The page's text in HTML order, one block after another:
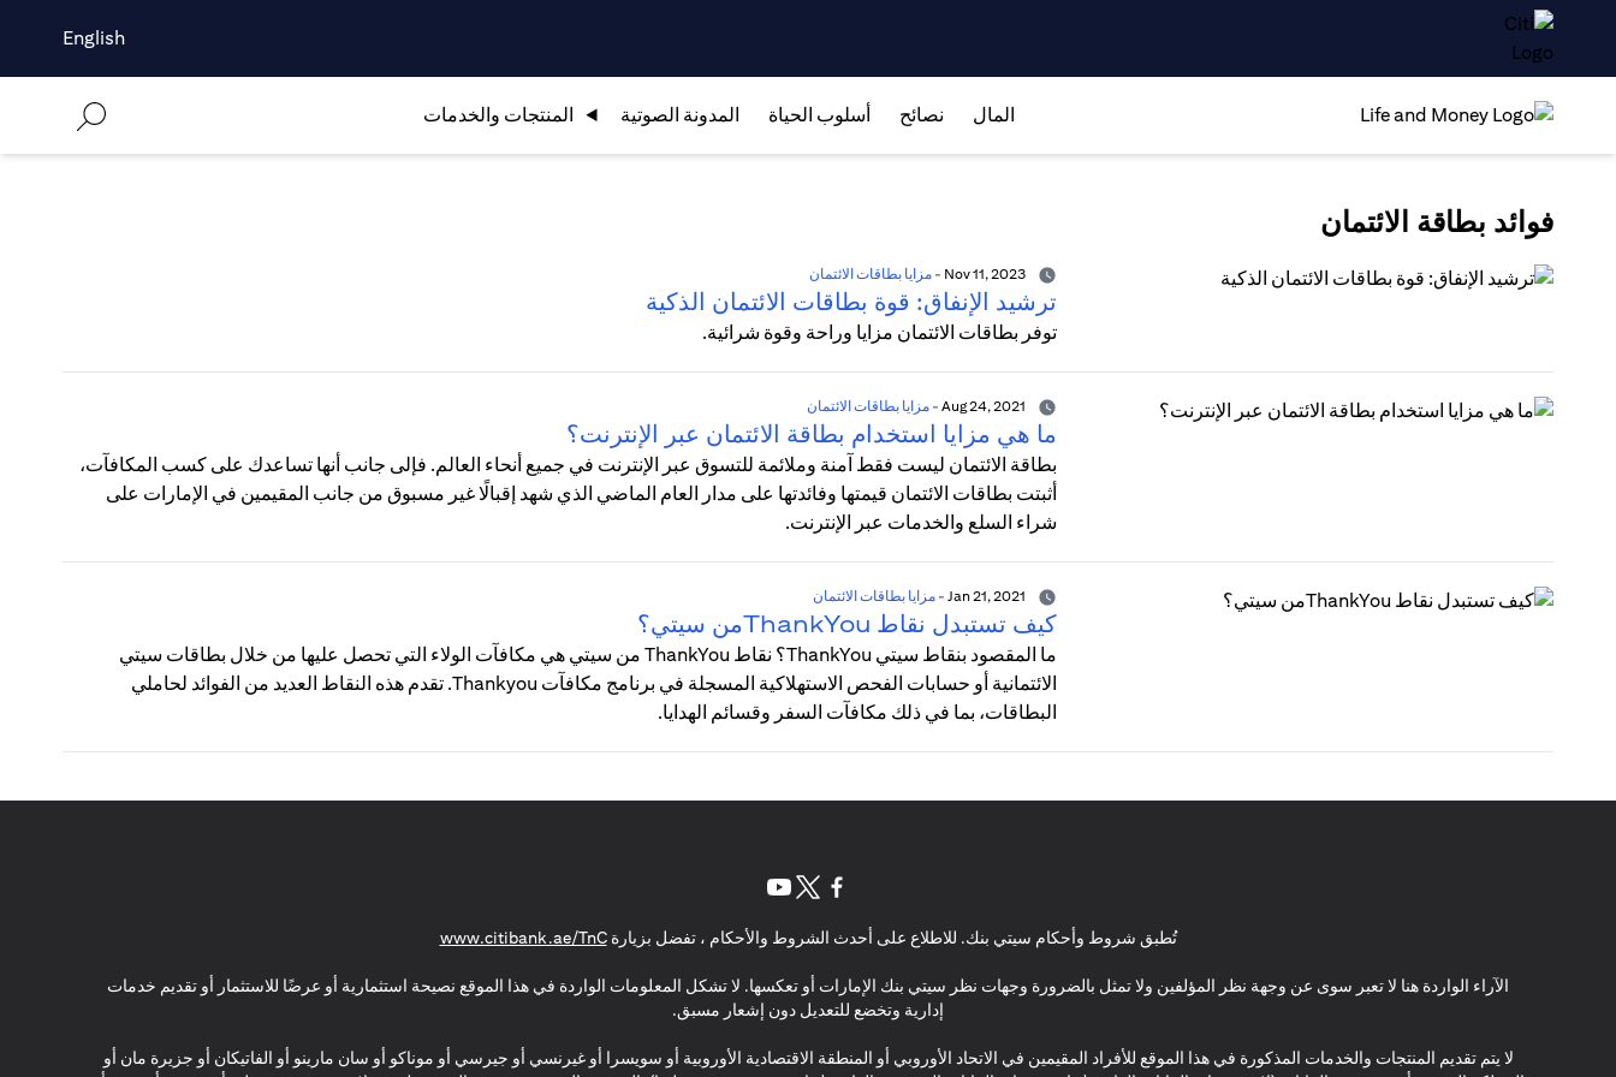
English
المال نصائح أسلوب الحياة المدونة الصوتية المنتجات والخدمات
فوائد بطاقة الائتمان
Nov 11, 2023
-مزايا بطاقات الائتمان
ترشيد الإنفاق: قوة بطاقات الائتمان الذكية
توفر بطاقات الائتمان مزايا وراحة وقوة شرائية.
-مزايا بطاقات الائتمان
ما هي مزايا استخدام بطاقة الائتمان عبر الإنترنت؟
بطاقة الائتمان ليست فقط آمنة وملائمة للتسوق عبر الإنترنت في جميع أنحاء العالم. فإلى جانب أنها تساعدك على كسب المكافآت،
أثبتت بطاقات الائتمان قيمتها وفائدتها على مدار العام الماضي الذي شهد إقبالًا غير مسبوق من جانب المقيمين في الإمارات على
شراء السلع والخدمات عبر الإنترنت.
-مزايا بطاقات الائتمان
كيف تستبدل نقاط ThankYouمن سيتي؟
ما المقصود بنقاط سيتي ThankYou؟ نقاط ThankYou من سيتي هي مكافآت الولاء التي تحصل عليها من خلال بطاقات سيتي
الائتمانية أو حسابات الفحص الاستهلاكية المسجلة في برنامج مكافآت Thankyou. تقدم هذه النقاط العديد من الفوائد لحاملي
البطاقات، بما في ذلك مكافآت السفر وقسائم الهدايا.
تُطبق شروط وأحكام سيتي بنك. للاطلاع على أحدث الشروط والأحكام ، تفضل بزيارةwww.citibank.ae/TnC
(opens in a new tab)
الآراء الواردة هنا لا تعبر سوى عن وجهة نظر المؤلفين ولا تمثل بالضرورة وجهات نظر سيتي بنك الإمارات أو تعكسها. لا تشكل المعلومات الواردة في هذا الموقع نصيحة استثمارية أو عرضًا للاستثمار أو تقديم خدمات
إدارية وتخضع للتعديل دون إشعار مسبق.
لا يتم تقديم المنتجات والخدمات المذكورة في هذا الموقع للأفراد المقيمين في الاتحاد الأوروبي أو المنطقة الاقتصادية الأوروبية أو سويسرا أو غيرنسي أو جيرسي أو موناكو أو سان مارينو أو الفاتيكان أو جزيرة مان أو